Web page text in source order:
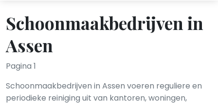
Schoonmaakbedrijven in
Assen
Pagina 1
Schoonmaakbedrijven in Assen voeren reguliere en
periodieke reiniging uit van kantoren, woningen,